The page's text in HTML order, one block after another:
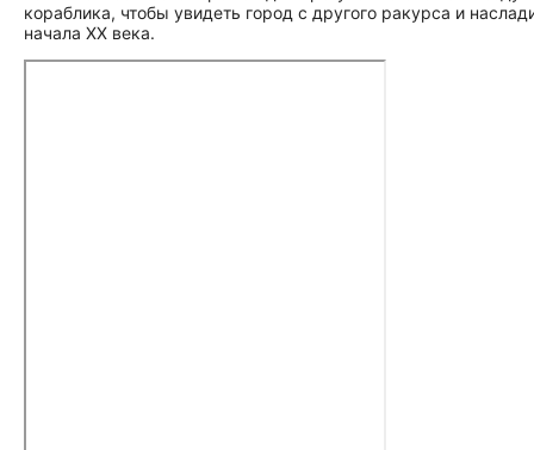
кораблика, чтобы увидеть город с другого ракурса и
начала XX века.